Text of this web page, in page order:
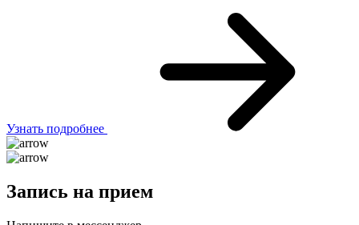
Узнать подробнее
Запись на прием